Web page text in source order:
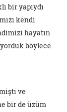
bir yapıydı
kendi
hayatın
böylece.
ve
bir de üzüm